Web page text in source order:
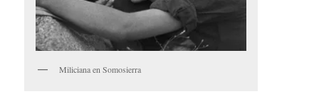
Miliciana en Somosierra